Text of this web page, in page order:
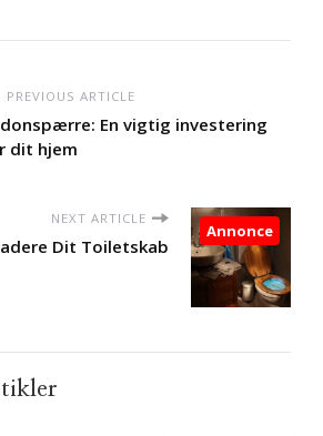
PREVIOUS ARTICLE
En vigtig investering
dit hjem
NEXT ARTICLE
Dit Toiletskab
Annonce